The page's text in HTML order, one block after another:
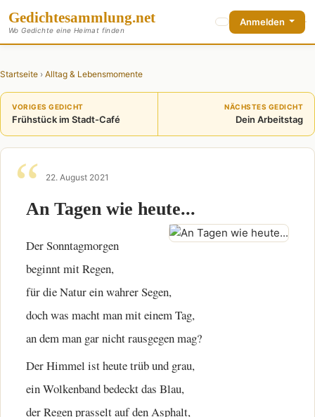
Gedichtesammlung.net
Wo Gedichte eine Heimat finden
Anmelden
Startseite › Alltag & Lebensmomente
VORIGES GEDICHT
Frühstück im Stadt-Café
NÄCHSTES GEDICHT
Dein Arbeitstag
22. August 2021
An Tagen wie heute...
Der Sonntagmorgen
beginnt mit Regen,
für die Natur ein wahrer Segen,
doch was macht man mit einem Tag,
an dem man gar nicht rausgegen mag?
Der Himmel ist heute trüb und grau,
ein Wolkenband bedeckt das Blau,
der Regen prasselt auf den Asphalt,